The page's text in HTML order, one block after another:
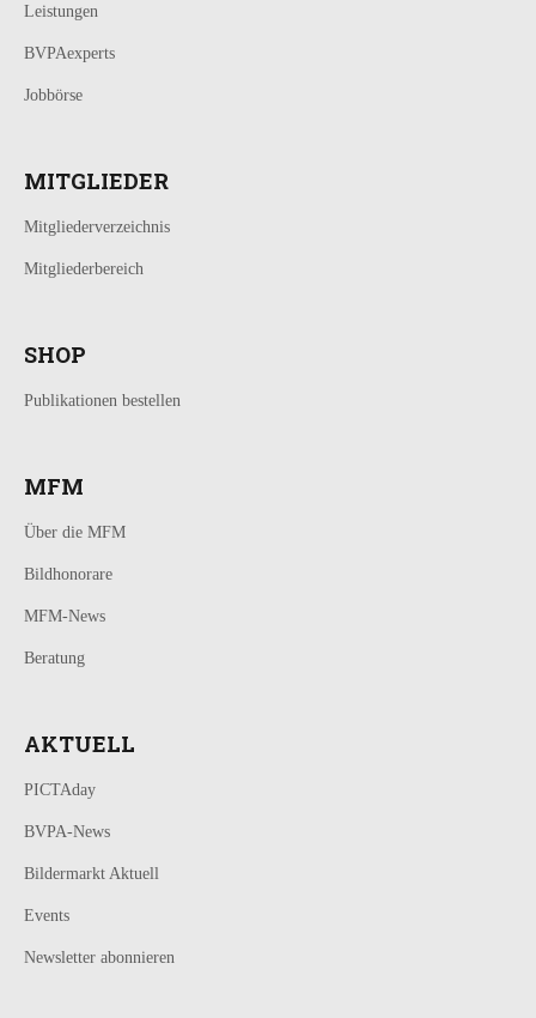
Leistungen
BVPAexperts
Jobbörse
MITGLIEDER
Mitgliederverzeichnis
Mitgliederbereich
SHOP
Publikationen bestellen
MFM
Über die MFM
Bildhonorare
MFM-News
Beratung
AKTUELL
PICTAday
BVPA-News
Bildermarkt Aktuell
Events
Newsletter abonnieren